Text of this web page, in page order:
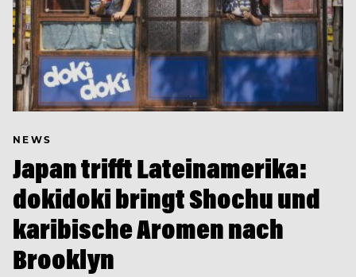
NEWS
Japan trifft Lateinamerika:
dokidoki bringt Shochu und
karibische Aromen nach
Brooklyn